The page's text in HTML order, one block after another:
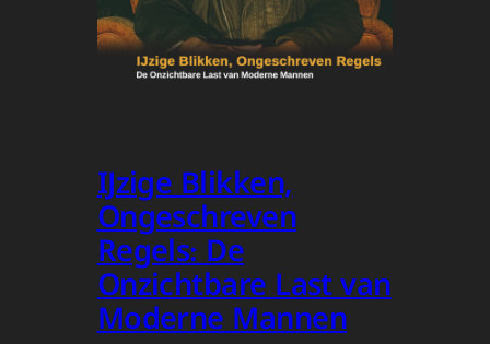
IJzige Blikken,
Ongeschreven
Regels: De
Onzichtbare Last van
Moderne Mannen